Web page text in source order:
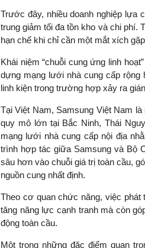
Trước đây, nhiều doanh nghiệp lựa
trung giảm tối đa tồn kho và chi phí.
hạn chế khi chỉ cần một mắt xích
Khái niệm “chuỗi cung ứng linh
dựng mạng lưới nhà cung cấp rộng
linh kiện trong trường hợp xảy ra
Tại Việt Nam, Samsung Việt Nam
quy mô lớn tại Bắc Ninh, Thái
mạng lưới nhà cung cấp nội địa
trình hợp tác giữa Samsung và Bộ
sâu hơn vào chuỗi giá trị toàn cầu,
nguồn cung nhất định.
Theo cơ quan chức năng, việc
tăng năng lực cạnh tranh mà còn
động toàn cầu.
Một trong những đặc điểm quan